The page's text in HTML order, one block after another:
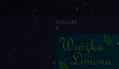
REKLAM
A